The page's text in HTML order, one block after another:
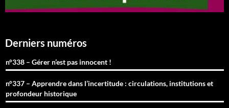
Derniers numéros
n°338 – Gérer n’est pas innocent !
n°337 – Apprendre dans l’incertitude : circulations, institutions et
profondeur historique